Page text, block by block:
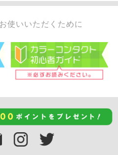
使いいただくために